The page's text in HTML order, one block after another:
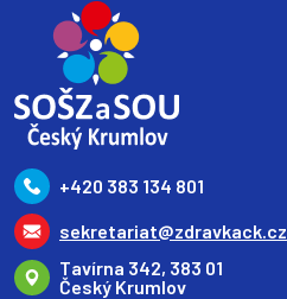
+420 383 134 801
sekretariat@zdravkack.cz
Tavírna 342, 383 01
Český Krumlov